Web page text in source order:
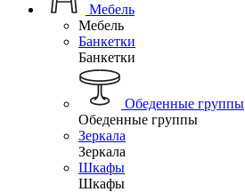
Мебель
Мебель
Банкетки
Банкетки
Обеденные группы
Обеденные группы
Зеркала
Зеркала
Шкафы
Шкафы